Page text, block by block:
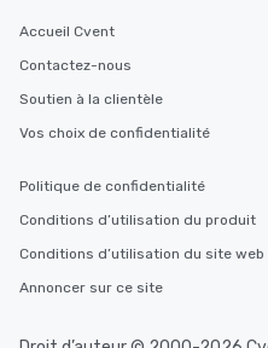
Accueil Cvent
Contactez-nous
Soutien à la clientèle
Vos choix de confidentialité
Politique de confidentialité
Conditions d’utilisation du produit
Conditions d’utilisation du site web
Annoncer sur ce site